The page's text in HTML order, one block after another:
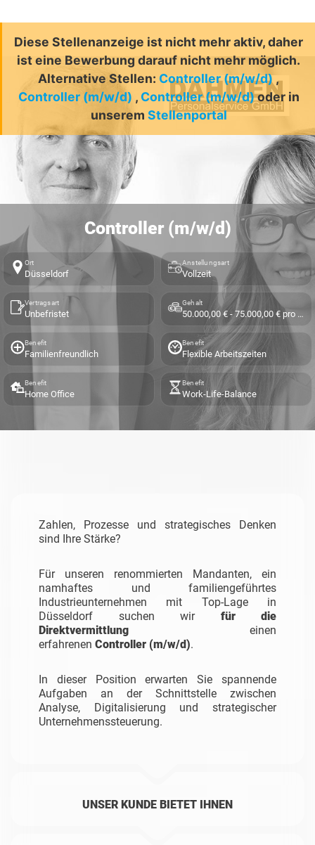
Diese Stellenanzeige ist nicht mehr aktiv, daher
ist eine Bewerbung darauf nicht mehr möglich.
Alternative Stellen: Controller (m/w/d) ,
Controller (m/w/d) , Controller (m/w/d)oder in
unserem Stellenportal
Controller (m/w/d)
Ort
Düsseldorf
Anstellungsart
Vollzeit
Vertragsart
Unbefristet
Gehalt
50.000,00 € - 75.000,00 € pro Jahr
Benefit
Familienfreundlich
Benefit
Flexible Arbeitszeiten
Benefit
Home Office
Benefit
Work-Life-Balance
Zahlen, Prozesse und strategisches Denken
sind Ihre Stärke?
Für unseren renommierten Mandanten, ein
namhaftes und familiengeführtes
Industrieunternehmen mit Top-Lage in
Düsseldorf suchen wir für die
Direktvermittlung einen
erfahrenen Controller (m/w/d).
In dieser Position erwarten Sie spannende
Aufgaben an der Schnittstelle zwischen
Analyse, Digitalisierung und strategischer
Unternehmenssteuerung.
UNSER KUNDE BIETET IHNEN